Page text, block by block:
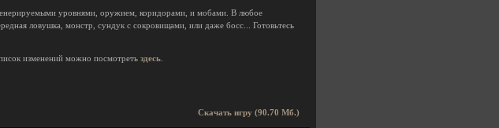
уровнями, оружием, коридорами, и мобами. В любое
ловушка, монстр, сундук с сокровищами, или даже босс... Готовьтесь
изменений можно посмотреть здесь
Скачать игру (90.70 Мб.)